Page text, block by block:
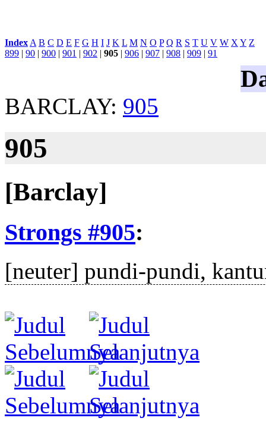
Index: A B C D E F G H I J K L M N O P Q R S T U V W X Y Z
899 | 90 | 900 | 901 | 902 | 905 | 906 | 907 | 908 | 909 | 91
BARCLAY: 905
905
[Barclay]
Strongs #905:
[neuter] pundi-pundi,